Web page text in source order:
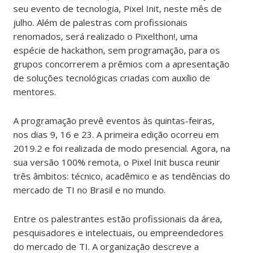
seu evento de tecnologia, Pixel Init, neste mês de
julho. Além de palestras com profissionais
renomados, será realizado o Pixelthon!, uma
espécie de hackathon, sem programação, para os
grupos concorrerem a prêmios com a apresentação
de soluções tecnológicas criadas com auxílio de
mentores.
A programação prevê eventos às quintas-feiras,
nos dias 9, 16 e 23. A primeira edição ocorreu em
2019.2 e foi realizada de modo presencial. Agora, na
sua versão 100% remota, o Pixel Init busca reunir
três âmbitos: técnico, acadêmico e as tendências do
mercado de TI no Brasil e no mundo.
Entre os palestrantes estão profissionais da área,
pesquisadores e intelectuais, ou empreendedores
do mercado de TI. A organização descreve a